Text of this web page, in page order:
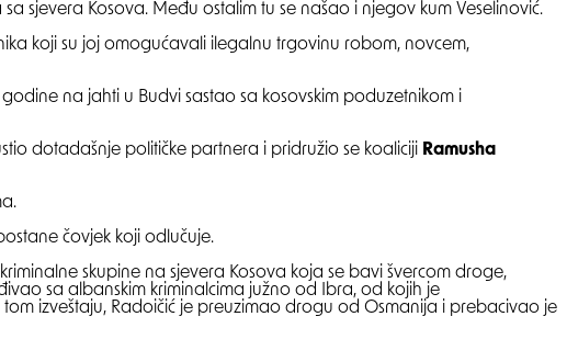
sjevera Kosova. Među ostalim tu se našao i njegov kum Veselinović.
koji su joj omogućavali ilegalnu trgovinu robom, novcem,
na jahti u Budvi sastao sa kosovskim poduzetnikom i
dotadašnje političke partnera i pridružio se koaliciji Ramusha
čovjek koji odlučuje.
skupine na sjevera Kosova koja se bavi švercom droge,
sa albanskim kriminalcima južno od Ibra, od kojih je
izveštaju, Radoičić je preuzimao drogu od Osmanija i prebacivao je